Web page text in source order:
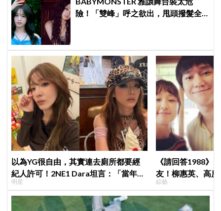
險！「雙峰」呼之欲出，甩頭撥髮全
以為YG很自由，其實連去廁所都要經
紀人許可！2NE1 Dara坦言：「當年超
羨慕少女時代」
明星
《請回答1988》
友！柳惠英、高
告公開，暖心互
綜藝